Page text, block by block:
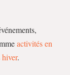
activités en
.